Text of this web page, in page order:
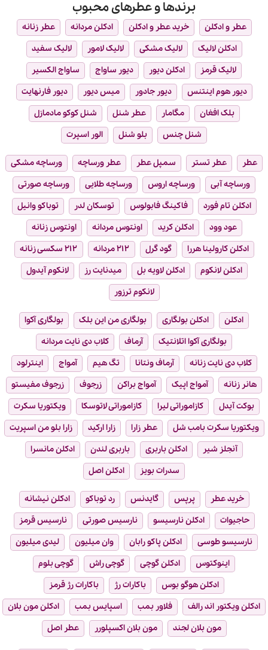
برندها و عطرهای محبوب
عطر و ادکلن خرید عطر و ادکلن ادکلن مردانه
عطر زنانه
ادکلن لالیک
لالیک مشکی لالیک لامور
لالیک سفید
لالیک قرمز
ادکلن دیور دیور ساواج
ساواج الکسیر
دیور هوم اینتنس
دیور جادور میس دیور
دیور فارنهایت
بلک افغان
مگامار عطر شنل
شنل کوکو مادمازل
شنل چنس
بلو شنل الور اسپرت
عطر عطر تستر سمپل عطر عطر ورساچه
ورساچه مشکی
ورساچه آبی
ورساچه اروس ورساچه طلایی
ورساچه صورتی
ادکلن تام فورد
فاکینگ فابولوس توسکان لدر
توباکو وانیل
عود وود
ادکلن کرید اونتوس مردانه
اونتوس زنانه
ادکلن کارولینا هررا
گود گرل ۲۱۲ مردانه
۲۱۲ سکسی زنانه
ادکلن لانکوم
ادکلن لاویه بل میدنایت رز
لانکوم آیدول
لانکوم ترزور
ادکلن ادکلن بولگاری بولگاری من این بلک
بولگاری آکوا
بولگاری آکوا اتلانتیک
آرماف
کلاب دی نایت مردانه
کلاب دی نایت زنانه
آرماف ونتانا تگ هیم آمواج
اینترلود
هانر زنانه
آمواج اپیک آمواج براکن زرجوف
زرجوف مفیستو
بوکت آیدل
کازاموراتی لیرا کازاموراتی لاتوسکا
ویکتوریا سکرت
ویکتوریا سکرت بامب شل
عطر زارا زارا ارکید
زارا بلو من اسپریت
آنجلز شیر
ادکلن باربری باربری لندن
ادکلن مانسرا
سدرات بویز
ادکلن اصل
خرید عطر پرپس گایدنس رد توباکو
ادکلن نیشانه
حاجیوات
ادکلن نارسیسو نارسیس صورتی
نارسیس قرمز
نارسیسو طوسی
ادکلن پاکو رابان وان میلیون
لیدی میلیون
اینوکتوس
ادکلن گوچی گوچی راش
گوچی بلوم
ادکلن هوگو بوس
باکارات رژ
باکارات رژ قرمز
ادکلن ویکتور اند رالف
فلاور بمب اسپایس بمب
ادکلن مون بلان
مون بلان لجند
مون بلان اکسپلورر عطر اصل